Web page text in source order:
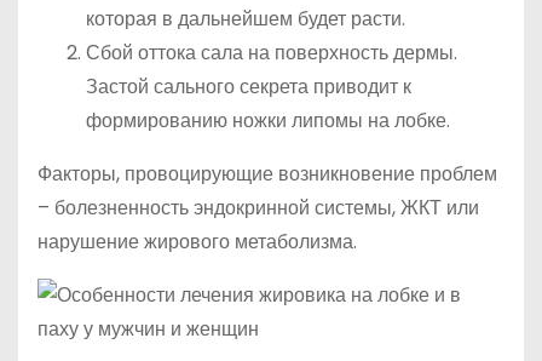
которая в дальнейшем будет расти.
Сбой оттока сала на поверхность дермы.
Застой сального секрета приводит к
формированию ножки липомы на лобке.
Факторы, провоцирующие возникновение проблем
– болезненность эндокринной системы, ЖКТ или
нарушение жирового метаболизма.